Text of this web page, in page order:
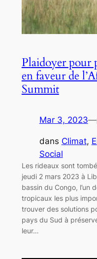
Plaidoyer pour
en faveur de
Summit
Mar 3, 2023—
dans Climat,
Social
Les rideaux sont
jeudi 2 mars 2023 à
bassin du Congo, l’un
tropicaux les plus
trouver des solutions
pays du Sud à
leur…